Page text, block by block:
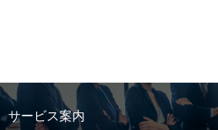
サービス案内